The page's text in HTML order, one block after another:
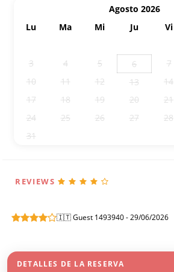
Agosto 2026
Lu
Ma Mi Ju Vi
3
4 5 6 7
10
11 12 13 14
17
18 19 20 21
24
25 26 27 28
31
REVIEWS
🇮🇹 Guest 1493940 - 29/06/2026
DETALLES DE LA RESERVA